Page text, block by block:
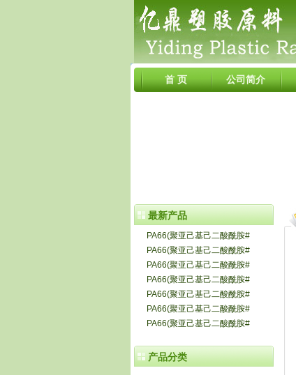
首 页 公司简介
最新产品
PA66(聚亚己基己二酸酰胺#
PA66(聚亚己基己二酸酰胺#
PA66(聚亚己基己二酸酰胺#
PA66(聚亚己基己二酸酰胺#
PA66(聚亚己基己二酸酰胺#
PA66(聚亚己基己二酸酰胺#
PA66(聚亚己基己二酸酰胺#
产品分类